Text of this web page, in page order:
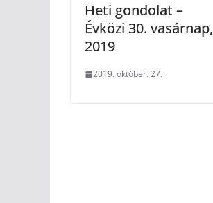
Heti gondolat –
Évközi 30. vasárnap,
2019
2019. október. 27.